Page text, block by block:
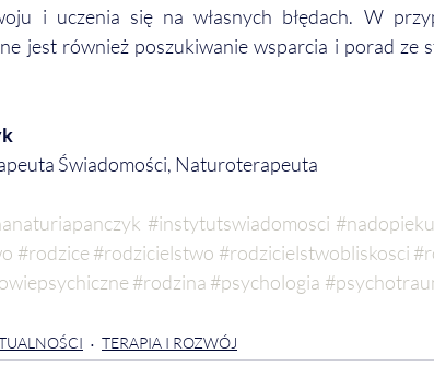
i uczenia się na własnych błędach. W
jest również poszukiwanie wsparcia i porad ze
Świadomości, Naturoterapeuta
#instytutswiadomosci
#rodzice #rodzicielstwo #rodzicielstwobliskosci
#rodzina #psychologia
TERAPIA I ROZWÓJ